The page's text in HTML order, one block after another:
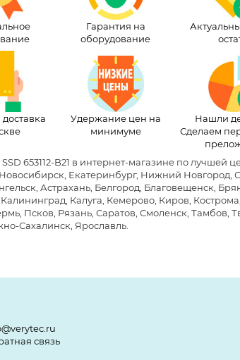
Гарантия на
оборудование
Удержание цен на
минимуме
Нашли
Сделаем
SSD 653112-B21 в интернет-магазине по лучшей
Екатеринбург, Нижний Новгород,
Астрахань, Белгород, Благовещенск,
Калуга, Кемерово, Киров,
Псков, Рязань, Саратов, Смоленск, Тамбов,
Сахалинск, Ярославль.
связь